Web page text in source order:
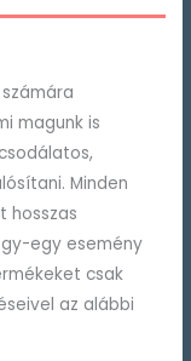
magunk is
Minden
hosszas
egy esemény
csak
az alábbi